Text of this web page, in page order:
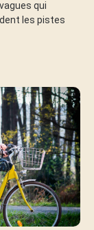
qui
les pistes